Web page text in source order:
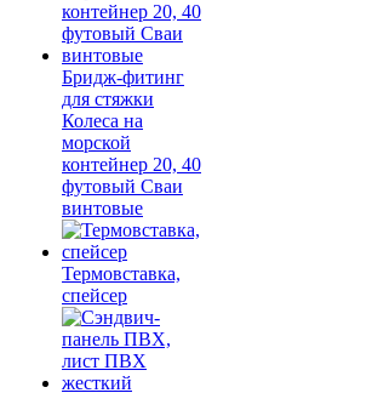
Бридж-фитинг
для стяжки
Колеса на
морской
контейнер 20, 40
футовый Сваи
винтовые
Термовставка,
спейсер